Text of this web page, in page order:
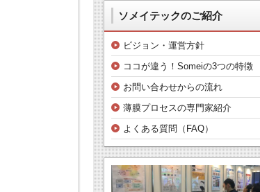
ソメイテックのご紹介
ビジョン・運営方針
ココが違う！Someiの3つの特徴
お問い合わせからの流れ
薄膜プロセスの専門家紹介
よくある質問（FAQ）